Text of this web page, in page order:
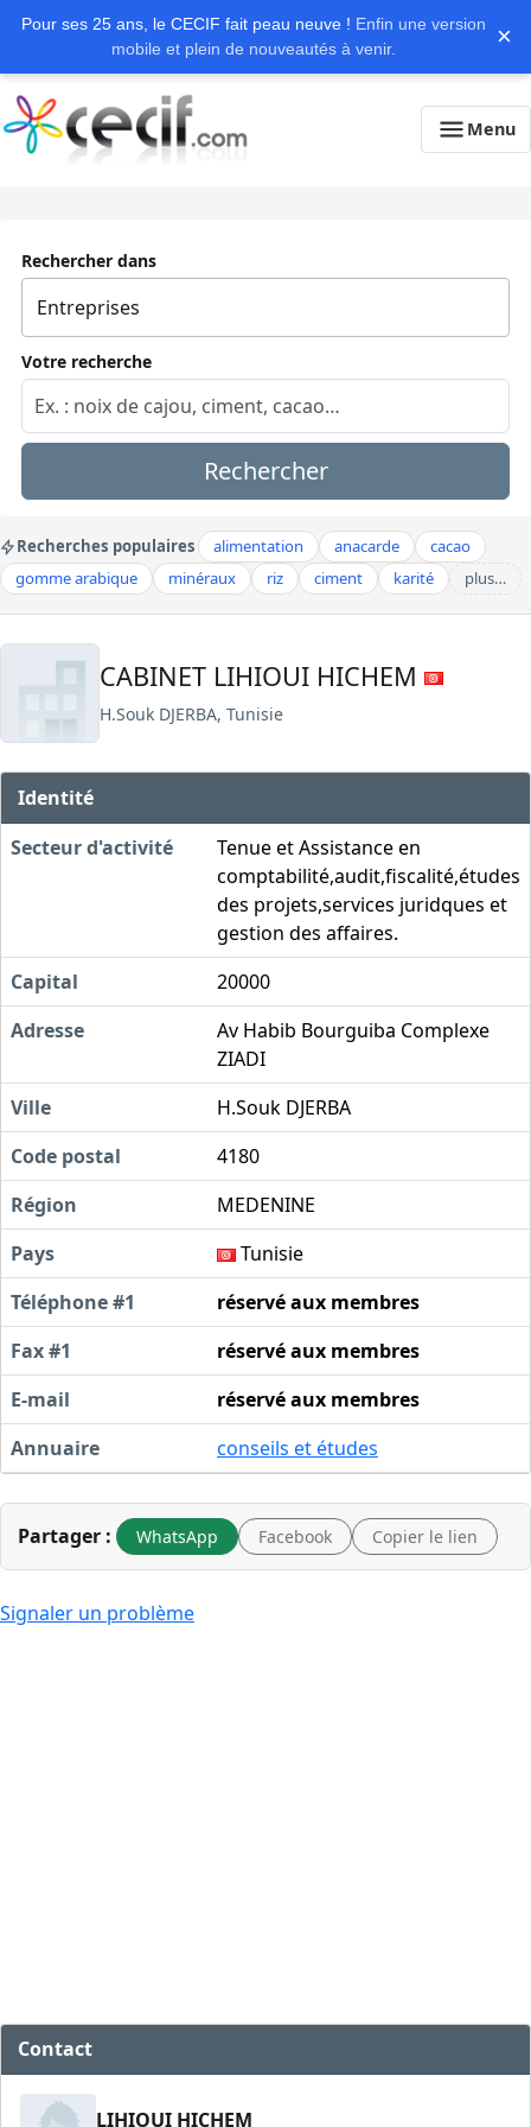
Pour ses 25 ans, le CECIF fait peau neuve ! Enfin une version
mobile et plein de nouveautés à venir.
×
Menu
Rechercher dans
Votre recherche
Rechercher
Recherches populaires alimentation anacarde
cacao
gomme arabique
minéraux riz ciment karité plus…
CABINET LIHIOUI HICHEM
H.Souk DJERBA, Tunisie
Identité
Secteur d'activité
Tenue et Assistance en
comptabilité,audit,fiscalité,études
des projets,services juridques et
gestion des affaires.
Capital
20000
Adresse
Av Habib Bourguiba Complexe
ZIADI
Ville
H.Souk DJERBA
Code postal
4180
Région
MEDENINE
Pays
Tunisie
Téléphone #1
réservé aux membres
Fax #1
réservé aux membres
E-mail
réservé aux membres
Annuaire
conseils et études
Partager : WhatsApp Facebook Copier le lien
Signaler un problème
Contact
LIHIOUI HICHEM